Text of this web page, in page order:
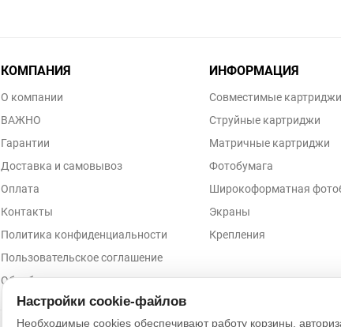
КОМПАНИЯ
О компании
ВАЖНО
Гарантии
Доставка и самовывоз
Оплата
Контакты
Политика конфиденциальности
Пользовательское соглашение
Обработка персональных данных
ИНФОРМАЦИЯ
Совместимые картриджи
Струйные картриджи
Матричные картриджи
Фотобумага
Широкоформатная
Экраны
Крепления
Настройки cookie-файлов
Необходимые cookies обеспечивают работу корзины,